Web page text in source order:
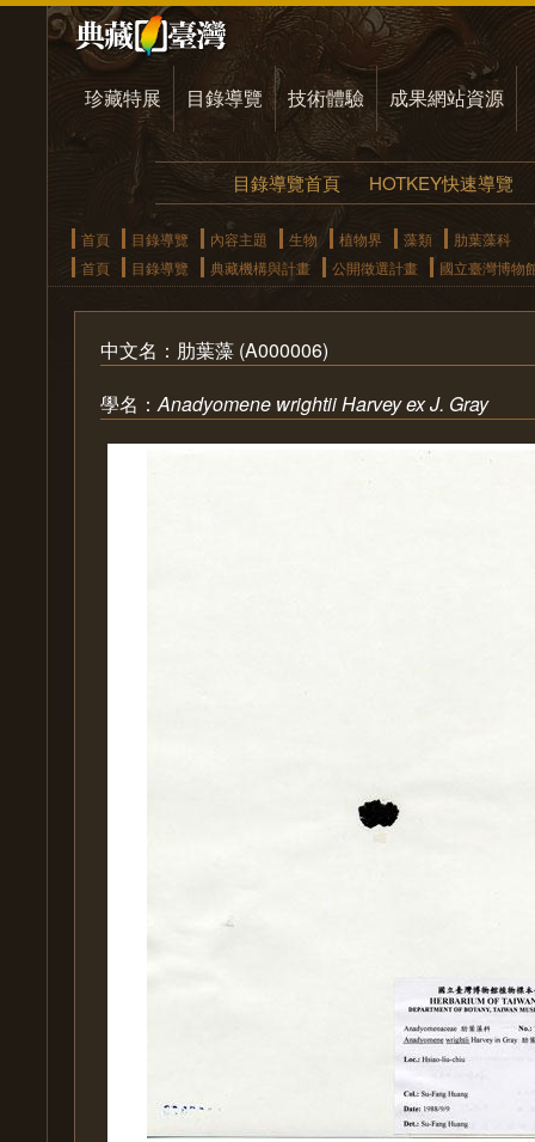
珍藏特展 目錄導覽 技術體驗 成果網站資源
目錄導覽首頁 HOTKEY快速導覽
首頁 目錄導覽 內容主題 生物 植物界 藻類
肋葉藻科
首頁
目錄導覽 典藏機構與計畫 公開徵選計畫 國立臺灣博物
中文名：肋葉藻 (A000006)
學名：Anadyomene wrightii Harvey ex J. Gray